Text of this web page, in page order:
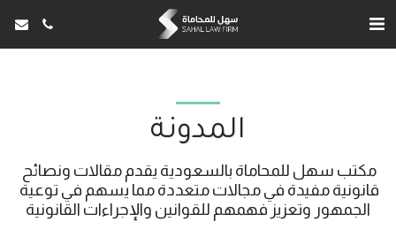
المدونة
الجمهور وتعزيز فهمهم للقوانين والإجراءات القانونية